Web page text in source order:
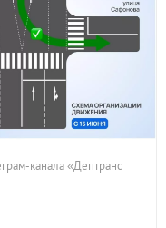
канала «Дептранс